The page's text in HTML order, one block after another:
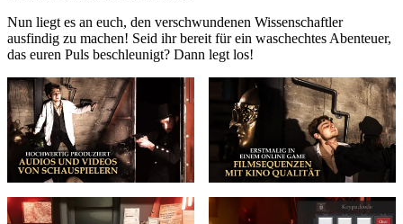
Nun liegt es an euch, den verschwundenen Wissenschaftler
ausfindig zu machen! Seid ihr bereit für ein waschechtes Abenteuer,
das euren Puls beschleunigt? Dann legt los!